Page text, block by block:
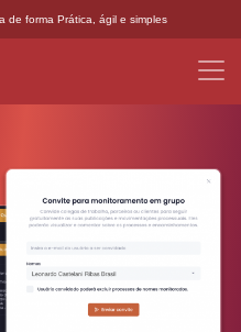
de forma Prática, ágil e simples